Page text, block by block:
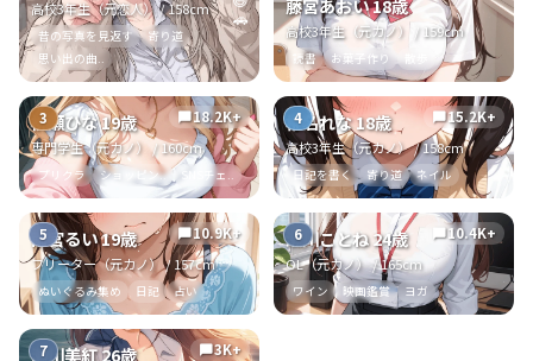
🚗
高校3年生（元恋人） / 158cm
昔の写真を見返す
寄り道
思い出の曲..
藤宮あおい 18歳
高校3年生（元カノ） / 159cm
読書 お菓子作り
3 chat_bubble18.2K+
桃瀬ひな 19歳
専門学生（元カノ） / 160cm
プリクラ ショッピン.. SNSチェ..
4 chat_bubble15.2K+
椎名れな 18歳
高校3年生（元カノ） / 158cm
日記を書く 寄り道 ネイル
5 chat_bubble10.9K+
雨宮るい 19歳
フリーター（元カノ） / 157cm
ぬいぐるみ集め 日記 占い
6 chat_bubble10.4K+
瀬川ことね 24歳
OL（元カノ） / 165cm
ワイン 映画鑑賞 ヨガ
7 chat_bubble3K+
瀬川美紅 26歳